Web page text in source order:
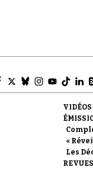
VIDÉOS
«
Les